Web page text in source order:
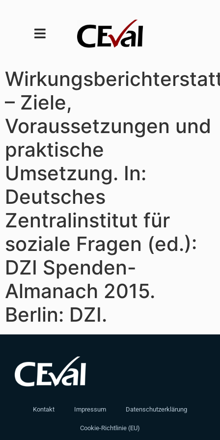
– Ziele,
Voraussetzungen und
praktische
Umsetzung. In:
Deutsches
Zentralinstitut für
soziale Fragen (ed.):
DZI Spenden-
Almanach 2015.
Berlin: DZI.
Kontakt Impressum Datenschutzerklärung
Cookie-Richtlinie (EU)